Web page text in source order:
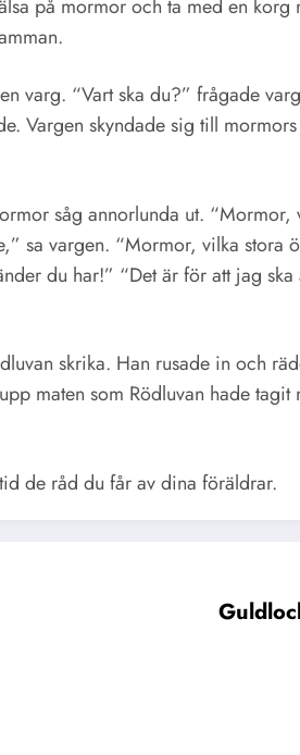
på mormor och ta med en
varg. “Vart ska du?” frågade
Vargen skyndade sig till
såg annorlunda ut.
sa vargen. “Mormor, vilka stora
du har!” “Det är för att jag
skrika. Han rusade in och
maten som Rödluvan hade
de råd du får av dina föräldrar.